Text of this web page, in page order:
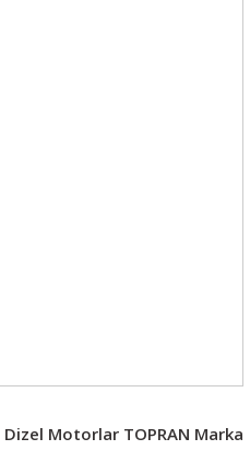
Motorlar TOPRAN Marka